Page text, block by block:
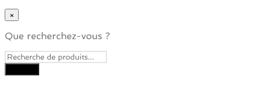
×
Que recherchez-vous ?